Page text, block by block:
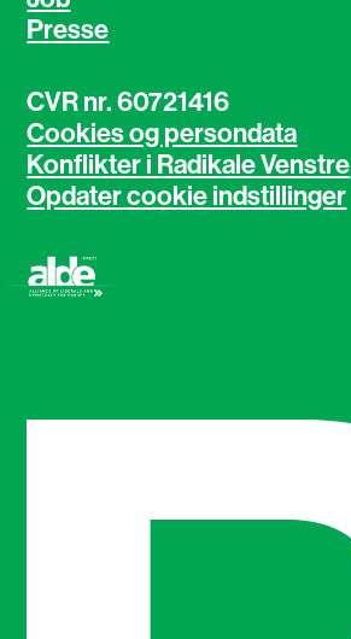
Presse
CVR nr. 60721416
Cookies og persondata
Konflikter i Radikale Venstre
Opdater cookie indstillinger